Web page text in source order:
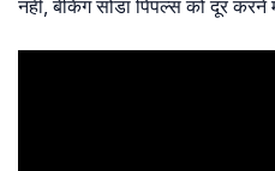
नहीं, बेकिंग सोडा पिंपल्स को दूर